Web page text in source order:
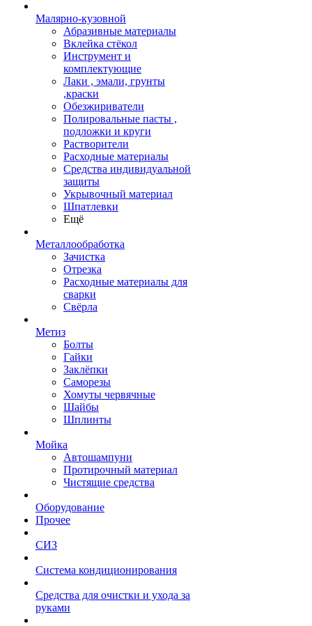
Малярно-кузовной
Абразивные материалы
Вклейка стёкол
Инструмент и
комплектующие
Лаки , эмали, грунты
,краски
Обезжириватели
Полировальные пасты ,
подложки и круги
Растворители
Расходные материалы
Средства индивидуальной
защиты
Укрывочный материал
Шпатлевки
Ещё
Металлообработка
Зачистка
Отрезка
Расходные материалы для
сварки
Свёрла
Метиз
Болты
Гайки
Заклёпки
Саморезы
Хомуты червячные
Шайбы
Шплинты
Мойка
Автошампуни
Протирочный материал
Чистящие средства
Оборудование
Прочее
СИЗ
Система кондиционирования
Средства для очистки и ухода за
руками